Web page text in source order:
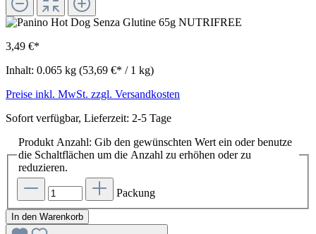
3,49 €*
Inhalt: 0.065 kg (53,69 €* / 1 kg)
Preise inkl. MwSt. zzgl. Versandkosten
Sofort verfügbar, Lieferzeit: 2-5 Tage
Produkt Anzahl: Gib den gewünschten Wert ein oder benutze
die Schaltflächen um die Anzahl zu erhöhen oder zu
reduzieren.
Packung
In den Warenkorb